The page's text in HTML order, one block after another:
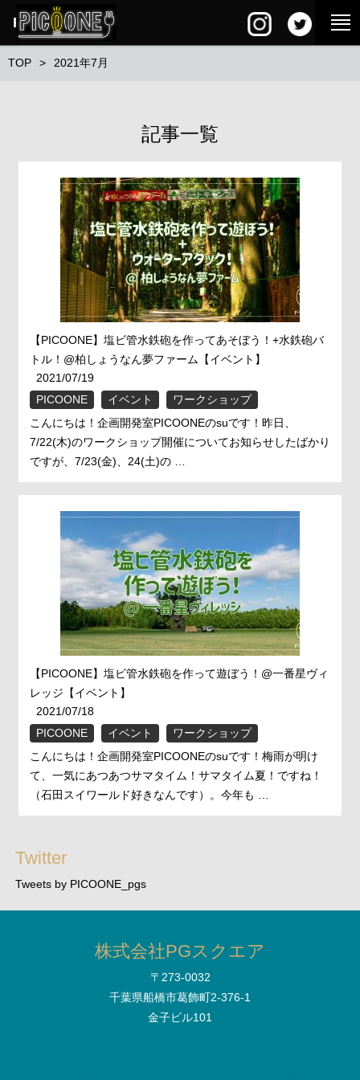
PG SQUARE
TOP 2021年7月
記事一覧
【PICOONE】塩ビ管水鉄砲を作ってあそぼう！+水鉄砲バ
トル！@柏しょうなん夢ファーム【イベント】
2021/07/19
PICOONE
イベント
ワークショップ
こんにちは！企画開発室PICOONEのsuです！昨日、
7/22(木)のワークショップ開催についてお知らせしたばかり
ですが、7/23(金)、24(土)の …
【PICOONE】塩ビ管水鉄砲を作って遊ぼう！@一番星ヴィ
レッジ【イベント】
2021/07/18
PICOONE
イベント
ワークショップ
こんにちは！企画開発室PICOONEのsuです！梅雨が明け
て、一気にあつあつサマタイム！サマタイム夏！ですね！
（石田スイワールド好きなんです）。今年も …
Twitter
Tweets by PICOONE_pgs
株式会社PGスクエア
〒273-0032
千葉県船橋市葛飾町2-376-1
金子ビル101